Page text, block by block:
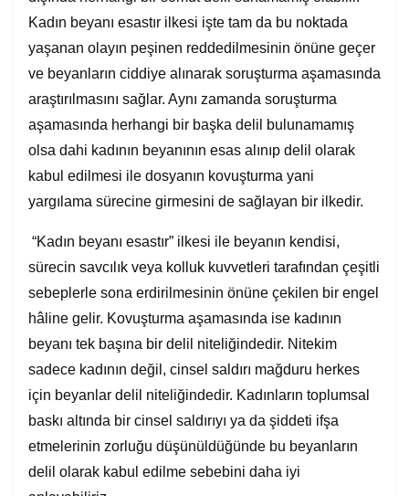
Kadın beyanı esastır ilkesi işte tam da bu noktada
yaşanan olayın peşinen reddedilmesinin önüne geçer
ve beyanların ciddiye alınarak soruşturma aşamasında
araştırılmasını sağlar. Aynı zamanda soruşturma
aşamasında herhangi bir başka delil bulunamamış
olsa dahi kadının beyanının esas alınıp delil olarak
kabul edilmesi ile dosyanın kovuşturma yani
yargılama sürecine girmesini de sağlayan bir ilkedir.
“Kadın beyanı esastır” ilkesi ile beyanın kendisi,
sürecin savcılık veya kolluk kuvvetleri tarafından çeşitli
sebeplerle sona erdirilmesinin önüne çekilen bir engel
hâline gelir. Kovuşturma aşamasında ise kadının
beyanı tek başına bir delil niteliğindedir. Nitekim
sadece kadının değil, cinsel saldırı mağduru herkes
için beyanlar delil niteliğindedir. Kadınların toplumsal
baskı altında bir cinsel saldırıyı ya da şiddeti ifşa
etmelerinin zorluğu düşünüldüğünde bu beyanların
delil olarak kabul edilme sebebini daha iyi